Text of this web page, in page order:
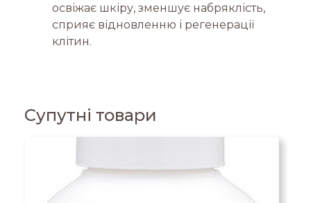
освіжає шкіру, зменшує набряклість,
сприяє відновленню і регенерації
клітин.
Супутні товари